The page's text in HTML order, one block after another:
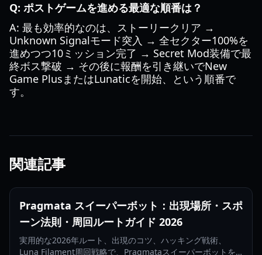
Q: ポストゲームを進める最適な順番は？
A: 最も効率的なのは、ストーリークリア →
Unknown Signalモード突入 → 全セクター100%を
進めつつ10ミッション完了 → Secret Mod装備で最
終ボス撃破 → その後に報酬を引き継いでNew
Game PlusまたはLunaticを開始、という順番で
す。
関連記事
Pragmata スイーパーボット：出現場所・スポ
ーン法則・周回ルートガイド 2026
実用的な2026年ルート、出現のコツ、ハッキング戦術、
Luna Filament周回戦略で、Pragmataスイーパーボットを